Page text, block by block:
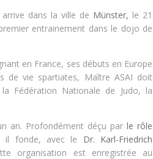
dans la ville de Münster, le 21
entrainement dans le dojo de
en France, ses débuts en Europe
de vie spartiates, Maître ASAI doit
Fédération Nationale de Judo, la
an. Profondément déçu par le rôle
il fonde, avec le Dr. Karl-Friedrich
organisation est enregistrée au